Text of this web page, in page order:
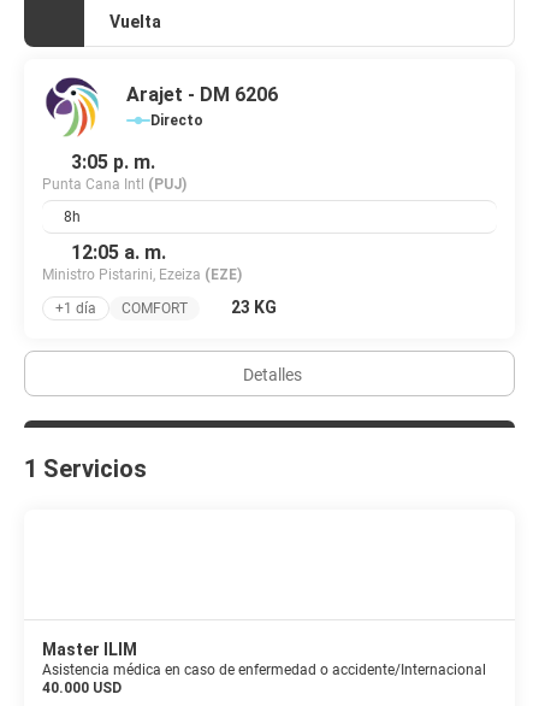
Vuelta
Arajet - DM 6206
Directo
3:05 p. m.
Punta Cana Intl (PUJ)
8h
12:05 a. m.
Ministro Pistarini, Ezeiza (EZE)
+1 día
COMFORT 23 KG
Detalles
1 Servicios
Master ILIM
Asistencia médica en caso de enfermedad o accidente/Internacional
40.000 USD